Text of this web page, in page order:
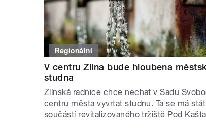
Regionální
V centru Zlína bude hloubena
studna
Zlínská radnice chce nechat v Sadu
centru města vyvrtat studnu. Ta se má stát
součástí revitalizovaného tržiště Pod